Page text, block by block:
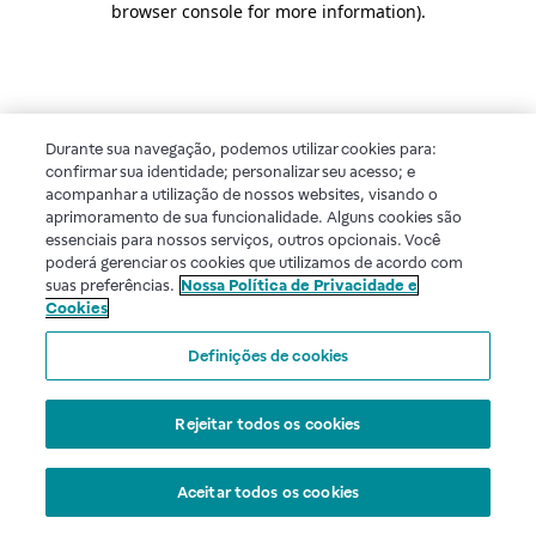
browser console for more information).
Durante sua navegação, podemos utilizar cookies para:
confirmar sua identidade; personalizar seu acesso; e
acompanhar a utilização de nossos websites, visando o
aprimoramento de sua funcionalidade. Alguns cookies são
essenciais para nossos serviços, outros opcionais. Você
poderá gerenciar os cookies que utilizamos de acordo com
suas preferências. Nossa Política de Privacidade e
Cookies
Definições de cookies
Rejeitar todos os cookies
Aceitar todos os cookies